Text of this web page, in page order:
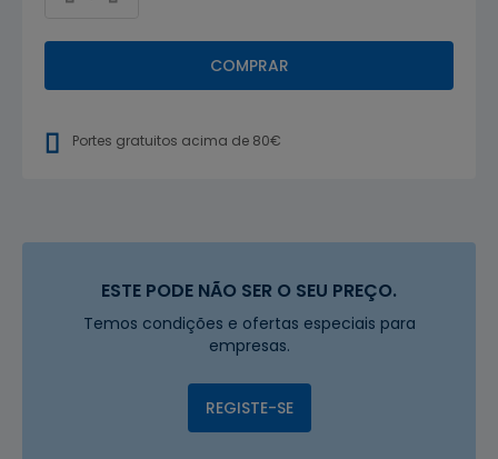
COMPRAR
Portes gratuitos acima de 80€
ESTE PODE NÃO SER O SEU PREÇO.
Temos condições e ofertas especiais para
empresas.
REGISTE-SE